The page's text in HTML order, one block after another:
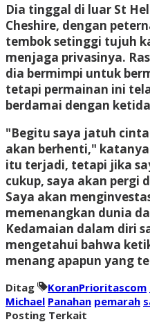
Dia tinggal di luar St
Cheshire, dengan
tembok setinggi tujuh
menjaga privasinya.
dia bermimpi untuk
tetapi permainan ini
berdamai dengan
"Begitu saya jatuh
akan berhenti,"
itu terjadi, tetapi jika
cukup, saya akan pergi
Saya akan
memenangkan dunia
Kedamaian dalam diri
mengetahui bahwa
menang apapun yang
Ditag KoranPrioritascom
Michael Panahan pemarah
Posting Terkait